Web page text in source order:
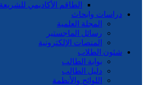
الطاقم الأكاديمي
دراسات وابحاث
المجلة العلمية
رسائل الماجستير
المنصات الإلكترونية
شئون الطلاب
بوابة الطالب
دليل الطالب
اللوائح والأنظمة